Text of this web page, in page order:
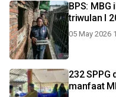
BPS:
triwulan I
05 May 2026
232 SPPG
manfaat